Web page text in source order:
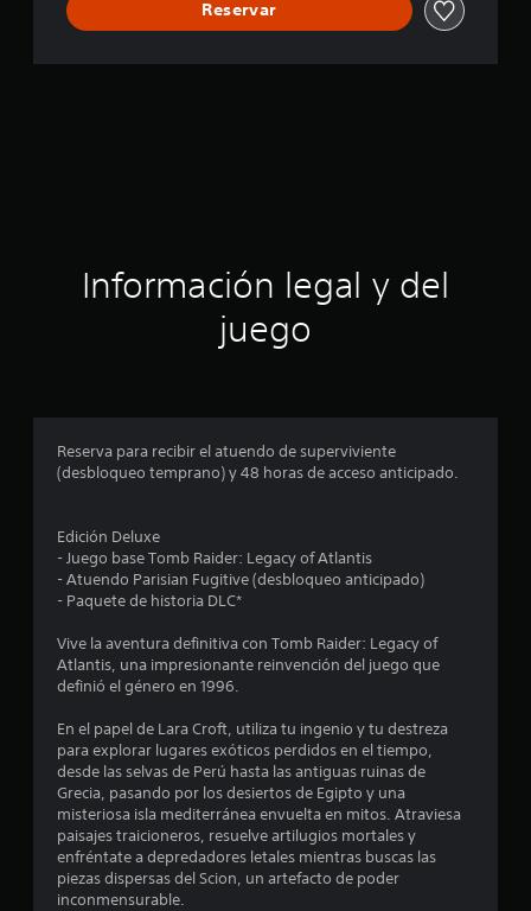
Reservar
Información legal y del
juego
Reserva para recibir el atuendo de superviviente
(desbloqueo temprano) y 48 horas de acceso anticipado.
Edición Deluxe
- Juego base Tomb Raider: Legacy of Atlantis
- Atuendo Parisian Fugitive (desbloqueo anticipado)
- Paquete de historia DLC*
Vive la aventura definitiva con Tomb Raider: Legacy of
Atlantis, una impresionante reinvención del juego que
definió el género en 1996.
En el papel de Lara Croft, utiliza tu ingenio y tu destreza
para explorar lugares exóticos perdidos en el tiempo,
desde las selvas de Perú hasta las antiguas ruinas de
Grecia, pasando por los desiertos de Egipto y una
misteriosa isla mediterránea envuelta en mitos. Atraviesa
paisajes traicioneros, resuelve artilugios mortales y
enfréntate a depredadores letales mientras buscas las
piezas dispersas del Scion, un artefacto de poder
inconmensurable.